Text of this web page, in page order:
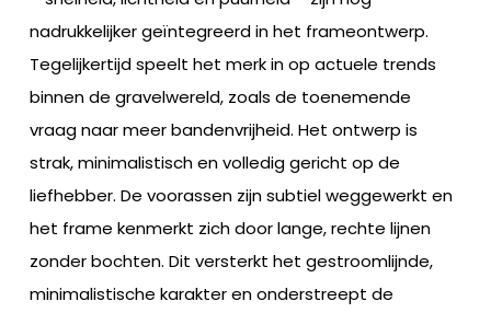
nadrukkelijker geïntegreerd in het frameontwerp.
Tegelijkertijd speelt het merk in op actuele trends
binnen de gravelwereld, zoals de toenemende
vraag naar meer bandenvrijheid. Het ontwerp is
strak, minimalistisch en volledig gericht op de
liefhebber. De voorassen zijn subtiel weggewerkt en
het frame kenmerkt zich door lange, rechte lijnen
zonder bochten. Dit versterkt het gestroomlijnde,
minimalistische karakter en onderstreept de